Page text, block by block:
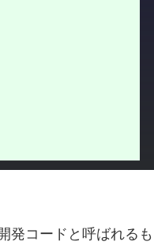
発コードと呼ばれるも